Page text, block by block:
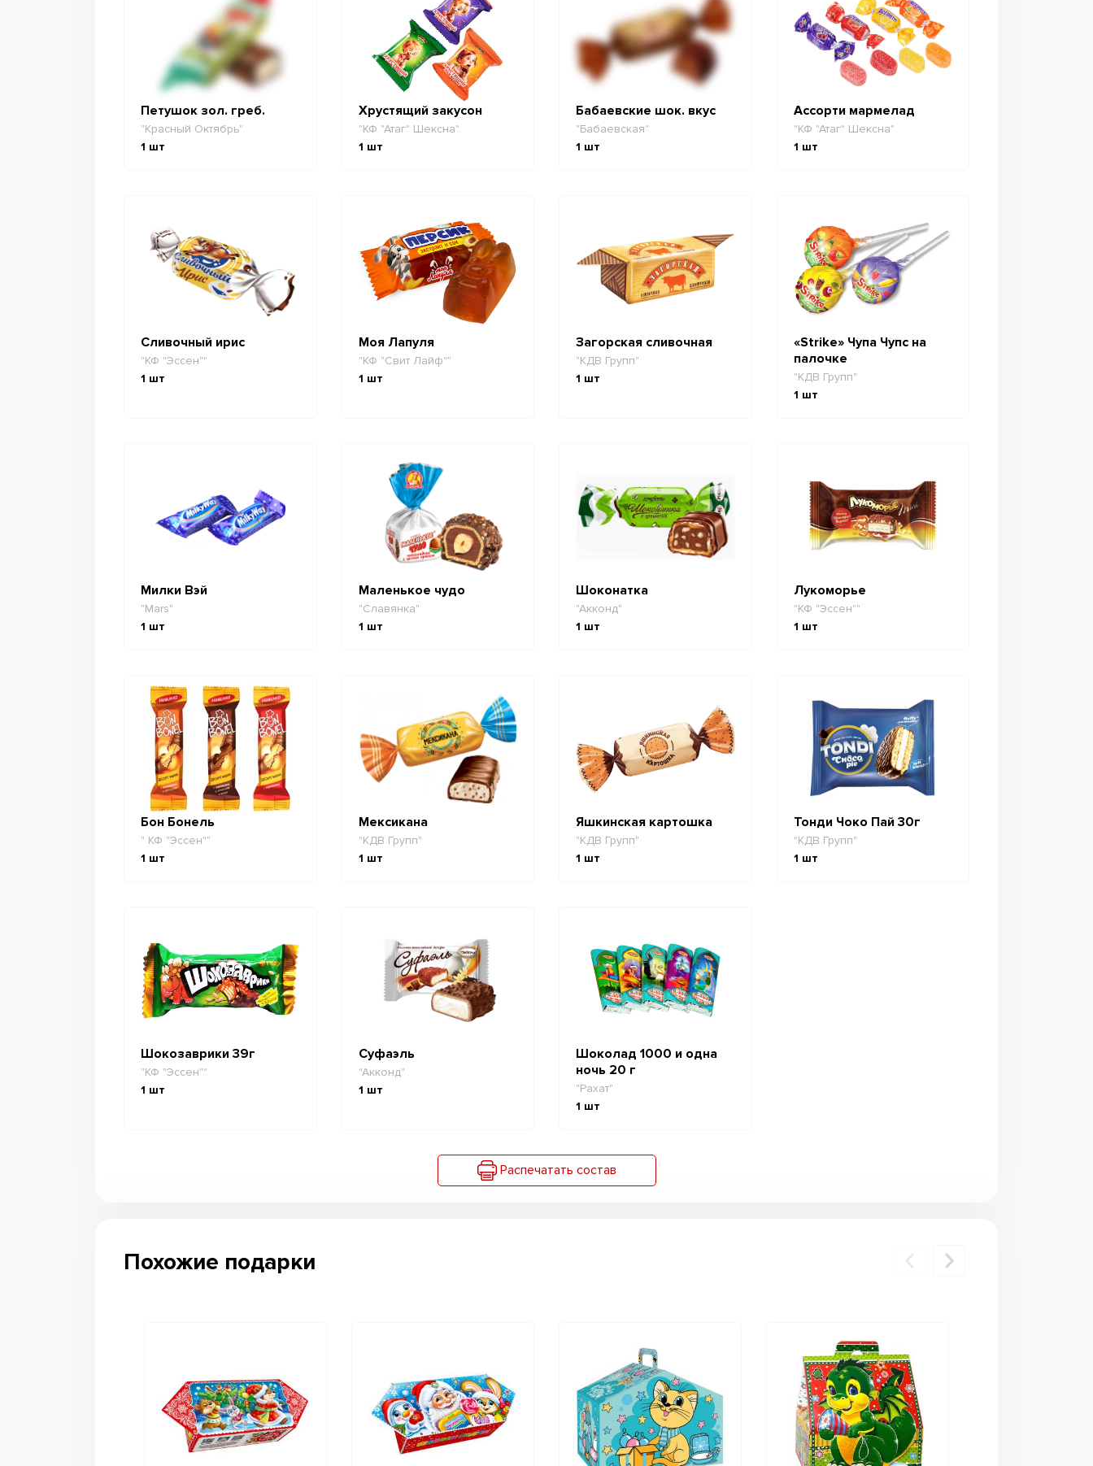
Петушок зол. греб.
"Красный Октябрь"
1 шт
Хрустящий закусон
"КФ "Атаг" Шексна"
1 шт
Бабаевские шок. вкус
"Бабаевская"
1 шт
Ассорти мармелад
"КФ "Атаг" Шексна"
1 шт
Сливочный ирис
"КФ "Эссен""
1 шт
Моя Лапуля
"КФ "Свит Лайф""
1 шт
Загорская сливочная
"КДВ Групп"
1 шт
«Strike» Чупа Чупс на
палочке
"КДВ Групп"
1 шт
Милки Вэй
"Mars"
1 шт
Маленькое чудо
"Славянка"
1 шт
Шоконатка
"Акконд"
1 шт
Лукоморье
"КФ "Эссен""
1 шт
Бон Бонель
" КФ "Эссен""
1 шт
Мексикана
"КДВ Групп"
1 шт
Яшкинская картошка
"КДВ Групп"
1 шт
Тонди Чоко Пай 30г
"КДВ Групп"
1 шт
Шокозаврики 39г
"КФ "Эссен""
1 шт
Суфаэль
"Акконд"
1 шт
Шоколад 1000 и одна
ночь 20 г
"Рахат"
1 шт
Распечатать состав
Похожие подарки